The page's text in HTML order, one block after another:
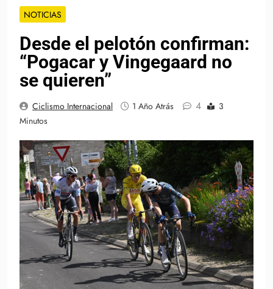
NOTICIAS
Desde el pelotón confirman:
“Pogacar y Vingegaard no
se quieren”
Ciclismo Internacional 1 Año Atrás 4
3
Minutos